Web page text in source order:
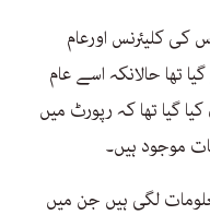
کی کلیئرنس اورعام
تھا حالانکہ اسے عام
گیا تھا کہ رپورٹ میں
موجود ہیں۔
لگی ہیں جن میں